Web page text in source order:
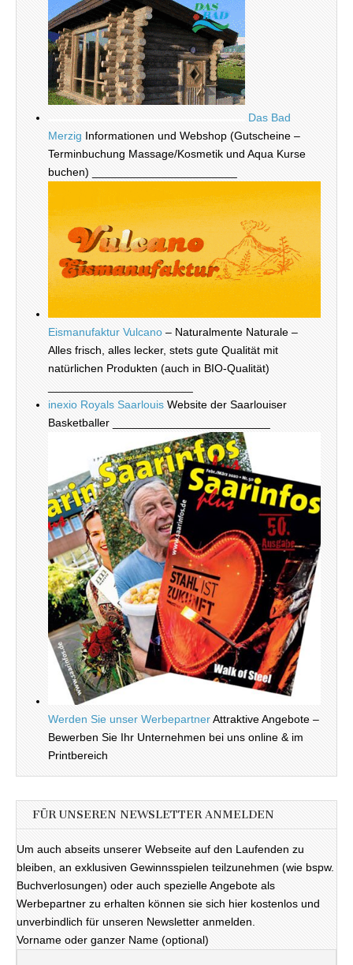
Das Bad
Merzig Informationen und Webshop (Gutscheine –
Terminbuchung Massage/Kosmetik und Aqua Kurse
buchen) _______________________
Eismanufaktur Vulcano – Naturalmente Naturale –
Alles frisch, alles lecker, stets gute Qualität mit
natürlichen Produkten (auch in BIO-Qualität)
inexio Royals Saarlouis Website der Saarlouiser
Basketballer _________________________
Werden Sie unser WerbepartnerAttraktive Angebote –
Bewerben Sie Ihr Unternehmen bei uns online & im
Printbereich
FÜR UNSEREN NEWSLETTER ANMELDEN
Um auch abseits unserer Webseite auf den Laufenden zu
bleiben, an exklusiven Gewinnsspielen teilzunehmen (wie bspw.
Buchverlosungen) oder auch spezielle Angebote als
Werbepartner zu erhalten können sie sich hier kostenlos und
unverbindlich für unseren Newsletter anmelden.
Vorname oder ganzer Name (optional)